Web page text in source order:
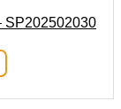
SP202502030